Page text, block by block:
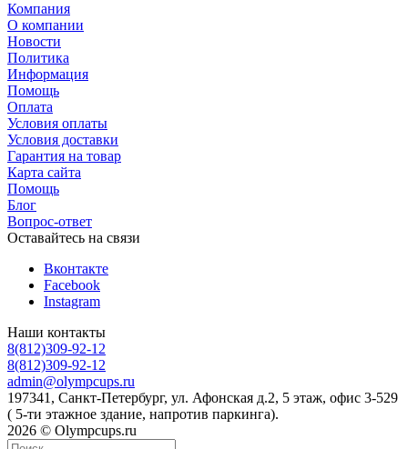
Компания
О компании
Новости
Политика
Информация
Помощь
Оплата
Условия оплаты
Условия доставки
Гарантия на товар
Карта сайта
Помощь
Блог
Вопрос-ответ
Оставайтесь на связи
Вконтакте
Facebook
Instagram
Наши контакты
8(812)309-92-12
8(812)309-92-12
admin@olympcups.ru
197341, Санкт-Петербург, ул. Афонская д.2, 5 этаж, офис 3-529
( 5-ти этажное здание, напротив паркинга).
2026 © Olympcups.ru